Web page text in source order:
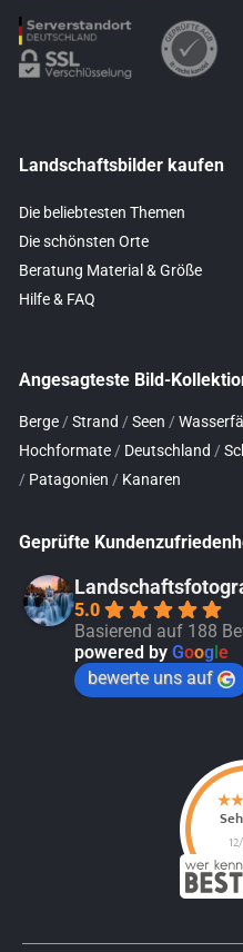
Landschaftsbilder kaufen
Die beliebtesten Themen
Die schönsten Orte
Beratung Material & Größe
Hilfe & FAQ
Angesagteste Bild-
Berge/ Strand / Seen /
Hochformate/ Deutschland /
/ Patagonien / Kanaren
Geprüfte
5.0
Basierend auf 188
powered by Goog e
bewerte uns auf